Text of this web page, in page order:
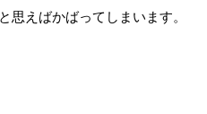
えばかばってしまいます。